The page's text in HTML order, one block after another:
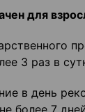
для
3 раз в
в день
более 7